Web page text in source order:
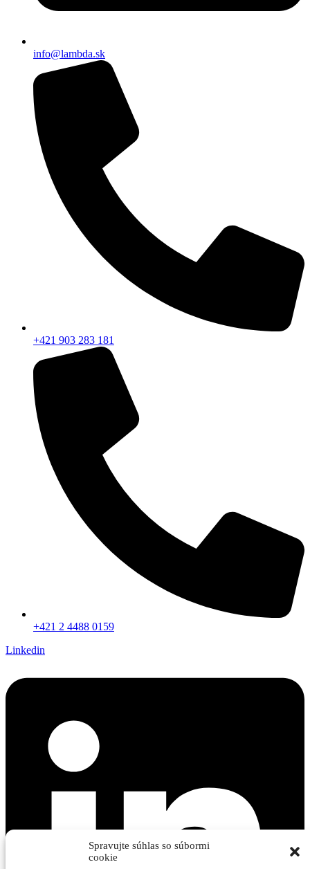
Spravujte súhlas so súbormi
cookie
info@lambda.sk
+421 903 283 181
+421 2 4488 0159
Linkedin